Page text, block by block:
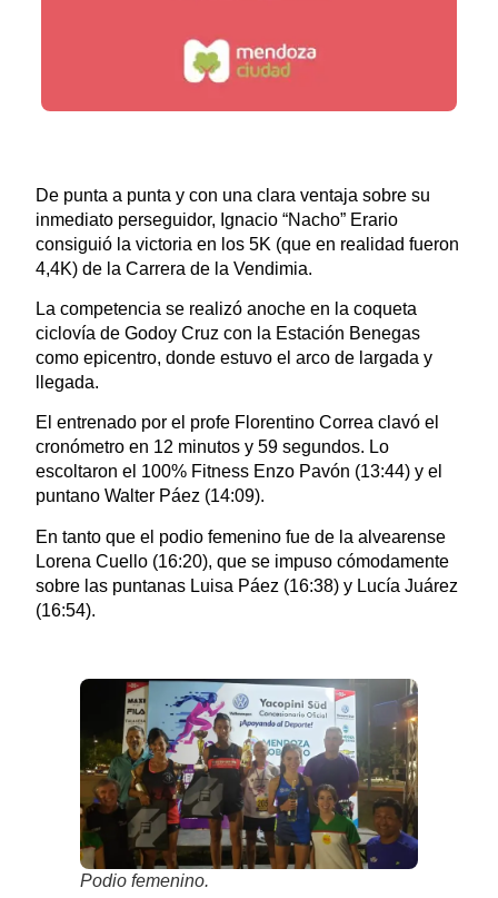
De punta a punta y con una clara ventaja sobre su
inmediato perseguidor, Ignacio “Nacho” Erario
consiguió la victoria en los 5K (que en realidad fueron
4,4K) de la Carrera de la Vendimia.
La competencia se realizó anoche en la coqueta
ciclovía de Godoy Cruz con la Estación Benegas
como epicentro, donde estuvo el arco de largada y
llegada.
El entrenado por el profe Florentino Correa clavó el
cronómetro en 12 minutos y 59 segundos. Lo
escoltaron el 100% Fitness Enzo Pavón (13:44) y el
puntano Walter Páez (14:09).
En tanto que el podio femenino fue de la alvearense
Lorena Cuello (16:20), que se impuso cómodamente
sobre las puntanas Luisa Páez (16:38) y Lucía Juárez
(16:54).
Podio femenino.